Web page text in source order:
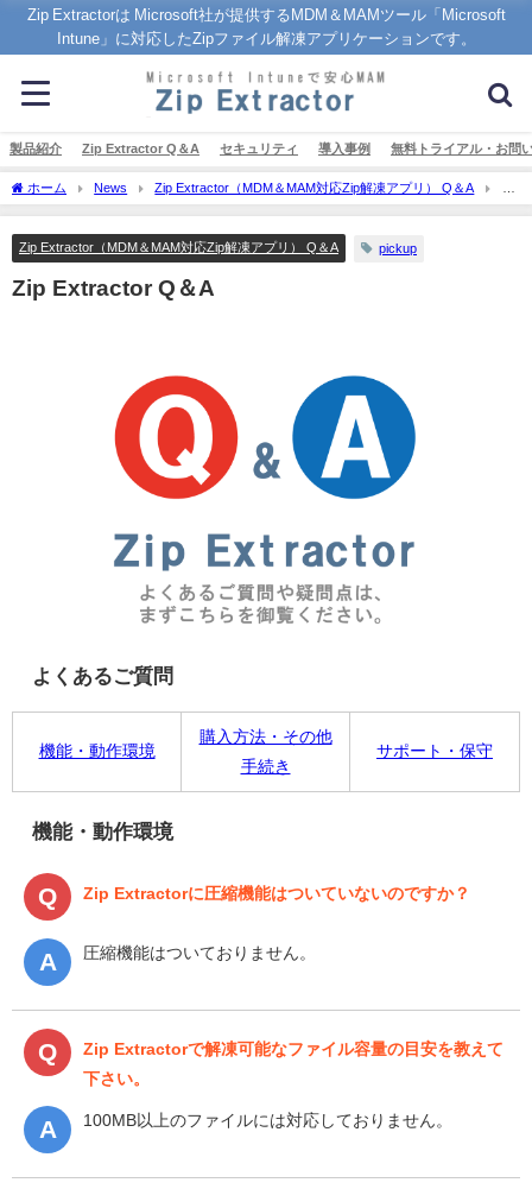
Zip Extractorは Microsoft社が提供するMDM＆MAMツール「Microsoft
Intune」に対応したZipファイル解凍アプリケーションです。
製品紹介 Zip Extractor Q＆A セキュリティ 導入事例 無料トライアル・お問
ホーム News Zip Extractor（MDM＆MAM対応Zip解凍アプリ） Q＆A
Extractor Q＆A
Zip Extractor（MDM＆MAM対応Zip解凍アプリ） Q＆A pickup
Zip Extractor Q＆A
よくあるご質問
機能・動作環境
購入方法・その他
手続き
サポート・保守
機能・動作環境
Zip Extractorに圧縮機能はついていないのですか？
圧縮機能はついておりません。
Zip Extractorで解凍可能なファイル容量の目安を教えて
下さい。
100MB以上のファイルには対応しておりません。